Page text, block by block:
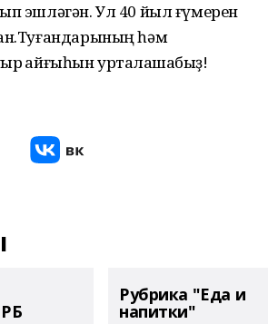
эшләгән. Ул 40 йыл ғүмерен
һәм
ҡайғыһын уртаҡлашабыҙ!
Рубрика "Еда и
напитки"